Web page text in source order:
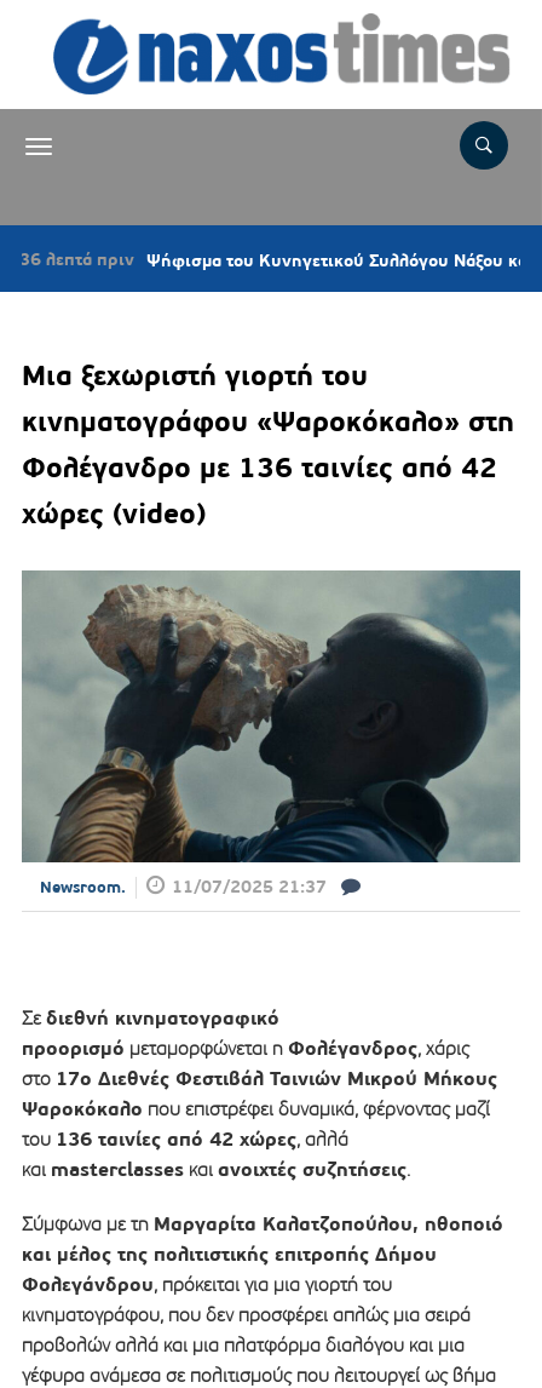
πριν Ψήφισμα του Κυνηγετικού Συλλόγου Νάξου κατά της
Μια ξεχωριστή γιορτή του
κινηματογράφου «Ψαροκόκαλο» στη
Φολέγανδρο με 136 ταινίες από 42
χώρες (video)
Newsroom. 11/07/2025 21:37
Σεδιεθνή κινηματογραφικό
προορισμό μεταμορφώνεται η Φολέγανδρος, χάρις
στο 17ο Διεθνές Φεστιβάλ Ταινιών Μικρού Μήκους
Ψαροκόκαλο που επιστρέφει δυναμικά, φέρνοντας μαζί
του 136 ταινίες από 42 χώρες, αλλά
και masterclassesκαι ανοιχτές συζητήσεις.
Σύμφωνα με τη Μαργαρίτα Καλατζοπούλου, ηθοποιό
και μέλος της πολιτιστικής επιτροπής Δήμου
Φολεγάνδρου, πρόκειται για μια γιορτή του
κινηματογράφου, που δεν προσφέρει απλώς μια σειρά
προβολών αλλά και μια πλατφόρμα διαλόγου και μια
γέφυρα ανάμεσα σε πολιτισμούς που λειτουργεί ως βήμα